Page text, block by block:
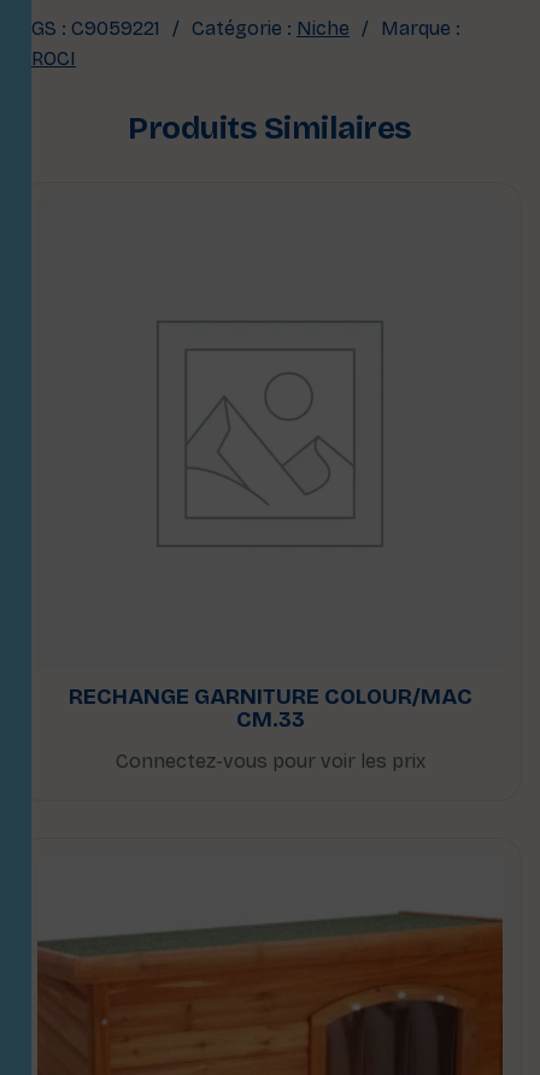
UGS : C9059221 Catégorie : Niche
Marque :
CROCI
Produits Similaires
RECHANGE GARNITURE COLOUR/MAC
CM.33
Connectez-vous pour voir les prix